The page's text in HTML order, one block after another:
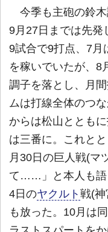
今季も主砲の鈴木
9月27日までは先発
9試合で9打点、7月
を稼いでいたが、8
調子を落とし、月
ムは打線全体のつ
からは松山ととも
は三番に。これと
月30日の巨人戦(マ
て……」と本人も語
4日のヤクルト 戦(
も放った。10月は